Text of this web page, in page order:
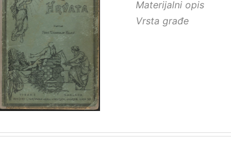
Materijalni opis
Vrsta građe